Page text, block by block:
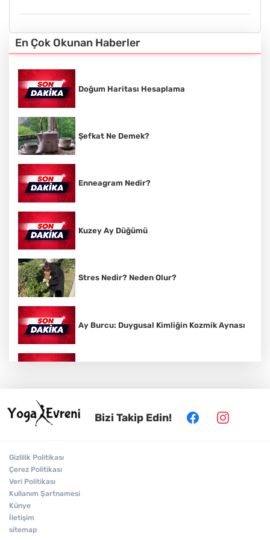
En Çok Okunan Haberler
Doğum Haritası Hesaplama
Şefkat Ne Demek?
Enneagram Nedir?
Kuzey Ay Düğümü
Stres Nedir? Neden Olur?
Ay Burcu: Duygusal Kimliğin Kozmik Aynası
Sanskritçe: Hint Kültürünün Kutsal Dili
Bizi Takip Edin!
Gizlilik Politikası
Çerez Politikası
Veri Politikası
Kullanım Şartnamesi
Künye
İletişim
sitemap